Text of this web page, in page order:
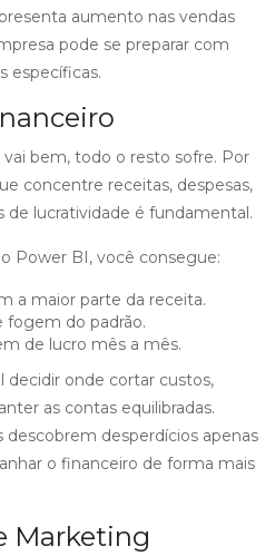
aumento nas vendas
pode se preparar com
específicas.
bem, todo o resto sofre. Por
concentre receitas, despesas,
de lucratividade é fundamental.
Power BI, você consegue:
a maior parte da receita.
fogem do padrão.
de lucro mês a mês.
decidir onde cortar custos,
as contas equilibradas.
descobrem desperdícios apenas
o financeiro de forma mais
Marketing